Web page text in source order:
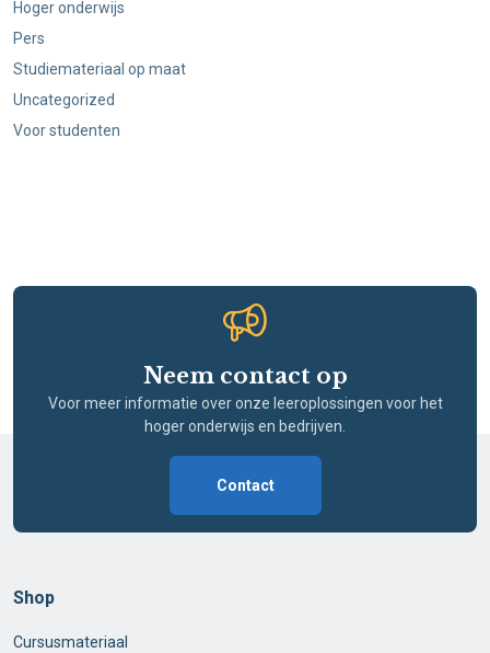
Hoger onderwijs
Pers
Studiemateriaal op maat
Uncategorized
Voor studenten
Neem contact op
Voor meer informatie over onze leeroplossingen voor het
hoger onderwijs en bedrijven.
Contact
Shop
Cursusmateriaal